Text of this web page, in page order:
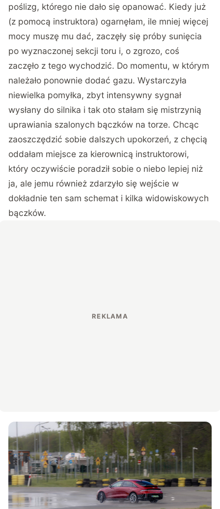
poślizg, którego nie dało się opanować. Kiedy już
(z pomocą instruktora) ogarnęłam, ile mniej więcej
mocy muszę mu dać, zaczęły się próby sunięcia
po wyznaczonej sekcji toru i, o zgrozo, coś
zaczęło z tego wychodzić. Do momentu, w którym
należało ponownie dodać gazu. Wystarczyła
niewielka pomyłka, zbyt intensywny sygnał
wysłany do silnika i tak oto stałam się mistrzynią
uprawiania szalonych bączków na torze. Chcąc
zaoszczędzić sobie dalszych upokorzeń, z chęcią
oddałam miejsce za kierownicą instruktorowi,
który oczywiście poradził sobie o niebo lepiej niż
ja, ale jemu również zdarzyło się wejście w
dokładnie ten sam schemat i kilka widowiskowych
bączków.